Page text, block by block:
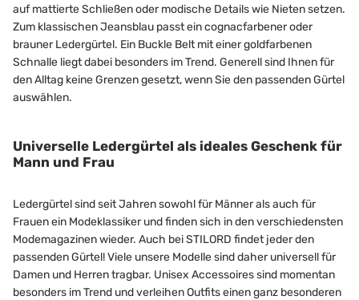
auf mattierte Schließen oder modische Details wie Nieten setzen.
Zum klassischen Jeansblau passt ein cognacfarbener oder
brauner Ledergürtel. Ein Buckle Belt mit einer goldfarbenen
Schnalle liegt dabei besonders im Trend. Generell sind Ihnen für
den Alltag keine Grenzen gesetzt, wenn Sie den passenden Gürtel
auswählen.
Universelle Ledergürtel als ideales Geschenk für
Mann und Frau
Ledergürtel sind seit Jahren sowohl für Männer als auch für
Frauen ein Modeklassiker und finden sich in den verschiedensten
Modemagazinen wieder. Auch bei STILORD findet jeder den
passenden Gürtel! Viele unsere Modelle sind daher universell für
Damen und Herren tragbar. Unisex Accessoires sind momentan
besonders im Trend und verleihen Outfits einen ganz besonderen